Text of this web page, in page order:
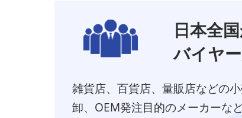
日本全
バイヤ
雑貨店、百貨店、量販店などの小
卸、OEM発注目的のメーカーな